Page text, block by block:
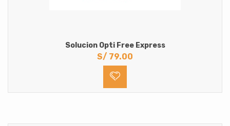
Solucion Opti Free Express
S/ 79.00